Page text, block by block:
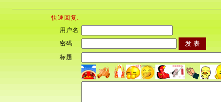
快速回复:
用户名
密码
标题